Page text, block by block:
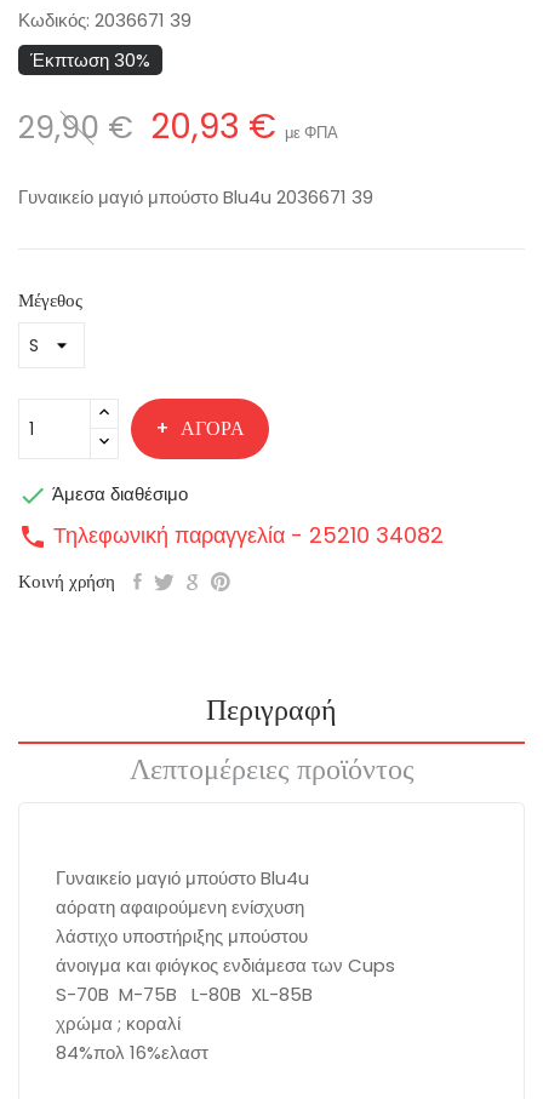
Κωδικός: 2036671 39
Έκπτωση 30%
29,90 € 20,93 € με ΦΠΑ
Γυναικείο μαγιό μπούστο Blu4u 2036671 39
Μέγεθος
ΑΓΟΡΆ
 Άμεσα διαθέσιμο
call Τηλεφωνική παραγγελία - 25210 34082
Κοινή χρήση
Περιγραφή
Λεπτομέρειες προϊόντος
Γυναικείο μαγιό μπούστο Blu4u
αόρατη αφαιρούμενη ενίσχυση
λάστιχο υποστήριξης μπούστου
άνοιγμα και φιόγκος ενδιάμεσα των Cups
S-70B M-75B L-80B XL-85B
χρώμα ; κοραλί
84%πολ 16%ελαστ